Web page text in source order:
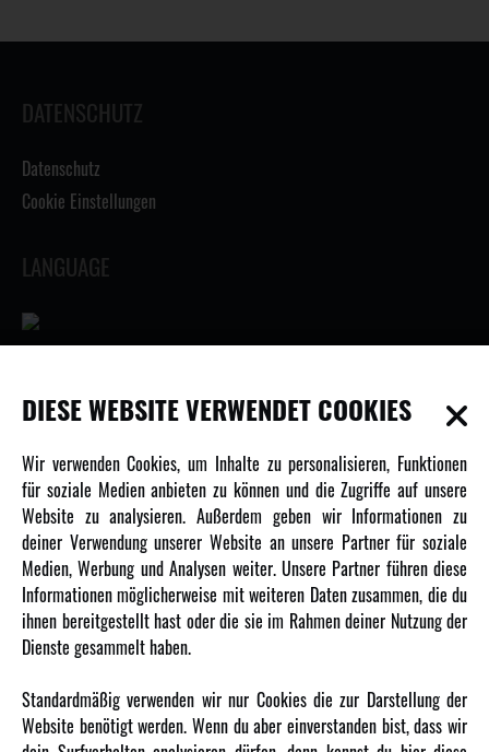
DATENSCHUTZ
Datenschutz
Cookie Einstellungen
LANGUAGE
INFORMATIONEN
Newsletter
Über uns
Karriere
Amewi Kataloge
MEHR VON AMEWI
Amewi Construction - Nutzfahrzeuge
DIESE WEBSITE VERWENDET COOKIES
Wir verwenden Cookies, um Inhalte zu personalisieren, Funktionen
für soziale Medien anbieten zu können und die Zugriffe auf unsere
Website zu analysieren. Außerdem geben wir Informationen zu
deiner Verwendung unserer Website an unsere Partner für soziale
Medien, Werbung und Analysen weiter. Unsere Partner führen diese
Informationen möglicherweise mit weiteren Daten zusammen, die du
ihnen bereitgestellt hast oder die sie im Rahmen deiner Nutzung der
Dienste gesammelt haben.
Standardmäßig verwenden wir nur Cookies die zur Darstellung der
Website benötigt werden. Wenn du aber einverstanden bist, dass wir